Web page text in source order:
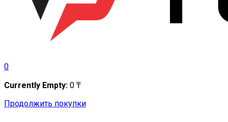
0
Currently Empty: 0 ₸
Продолжить покупки